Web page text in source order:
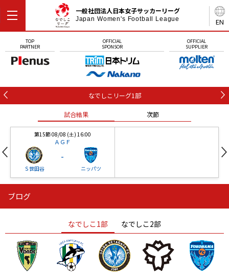
EN
一般社団法人日本女子サッカーリーグ
Japan Women's Football League
TOP
PARTNER
OFFICIAL
SPONSOR
OFFICIAL
SUPPLIER
なでしこリーグ1部
試合結果 次節
第15節 08/08 (土) 16:00
ＡＧＦ
Ｓ世田谷
-
ニッパツ
ニッパツ
ニッパツ 名古屋
石人の星
静岡 愛媛Ｌ
ブログ
なでしこ1部 なでしこ2部